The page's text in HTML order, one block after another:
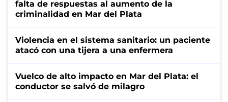
falta de respuestas al aumento de la
criminalidad en Mar del Plata
Violencia en el sistema sanitario: un paciente
atacó con una tijera a una enfermera
Vuelco de alto impacto en Mar del Plata: el
conductor se salvó de milagro